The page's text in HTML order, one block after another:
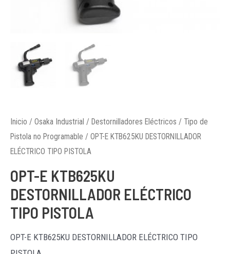
Inicio / Osaka Industrial / Destornilladores Eléctricos / Tipo de
Pistola no Programable / OPT-E KTB625KU DESTORNILLADOR
ELÉCTRICO TIPO PISTOLA
OPT-E KTB625KU
DESTORNILLADOR ELÉCTRICO
TIPO PISTOLA
OPT-E KTB625KU DESTORNILLADOR ELÉCTRICO TIPO